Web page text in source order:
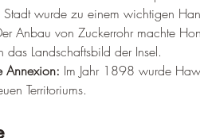
wurde zu einem wichtigen
Anbau von Zuckerrohr machte
das Landschaftsbild der Insel.
Annexion: Im Jahr 1898 wurde
Territoriums.